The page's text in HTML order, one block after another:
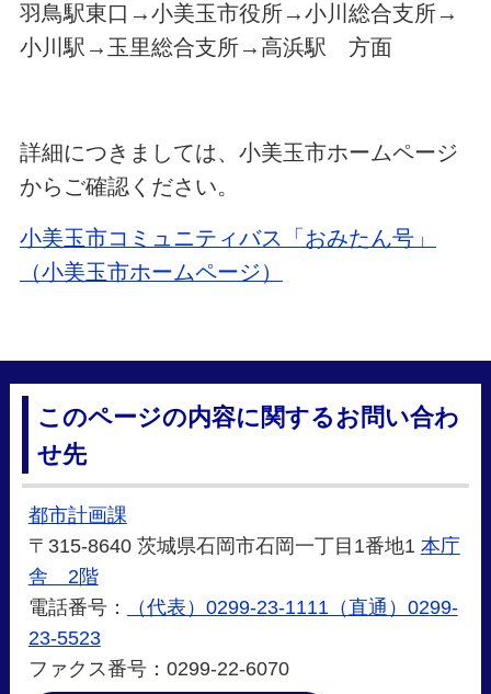
羽鳥駅東口→小美玉市役所→小川総合支所→
小川駅→玉里総合支所→高浜駅 方面
詳細につきましては、小美玉市ホームページ
からご確認ください。
小美玉市コミュニティバス「おみたん号」
（小美玉市ホームページ）
このページの内容に関するお問い合わ
せ先
都市計画課
〒315-8640 茨城県石岡市石岡一丁目1番地1 本庁
舎 2階
電話番号：
（代表）0299-23-1111（直通）0299-
23-5523
ファクス番号：0299-22-6070